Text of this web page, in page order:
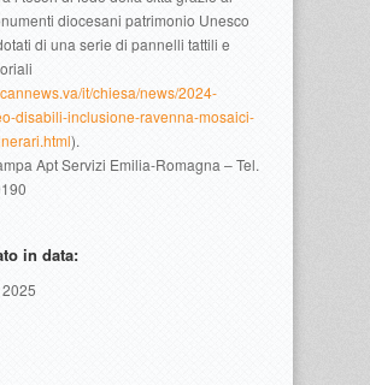
diocesani patrimonio Unesco
di una serie di pannelli tattili e
it/chiesa/news/2024-
disabili-inclusione-ravenna-mosaici-
).
Apt Servizi Emilia-Romagna – Tel.
in data: